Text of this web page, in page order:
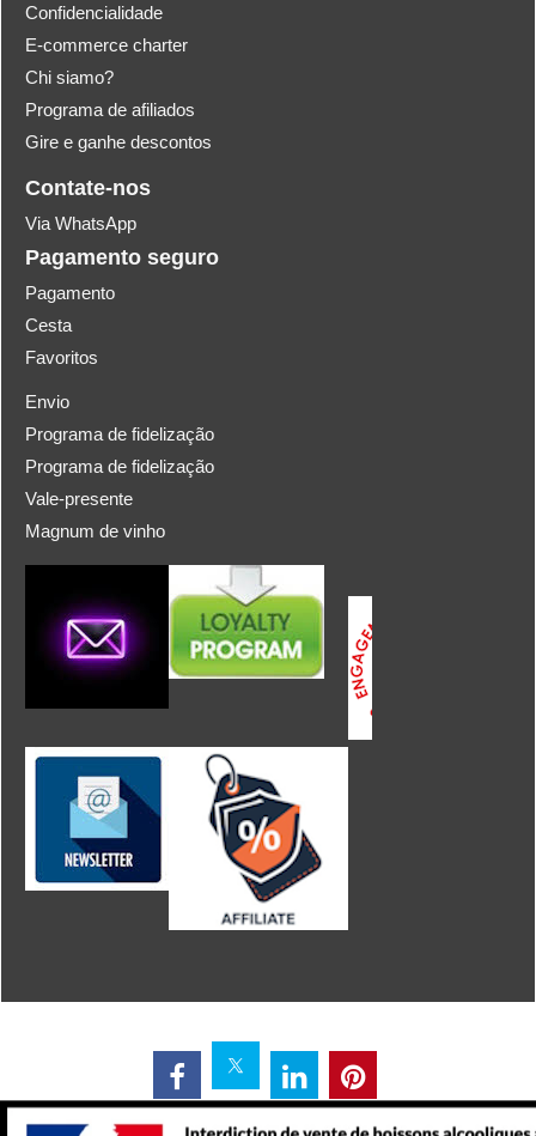
Confidencialidade
E-commerce charter
Chi siamo?
Programa de afiliados
Gire e ganhe descontos
Contate-nos
Via WhatsApp
Pagamento seguro
Pagamento
Cesta
Favoritos
Envio
Programa de fidelização
Programa de fidelização
Vale-presente
Magnum de vinho